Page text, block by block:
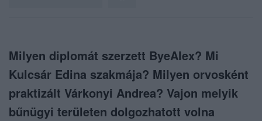
Milyen diplomát szerzett ByeAlex? Mi
Kulcsár Edina szakmája? Milyen orvosként
praktizált Várkonyi Andrea? Vajon melyik
bűnügyi területen dolgozhatott volna